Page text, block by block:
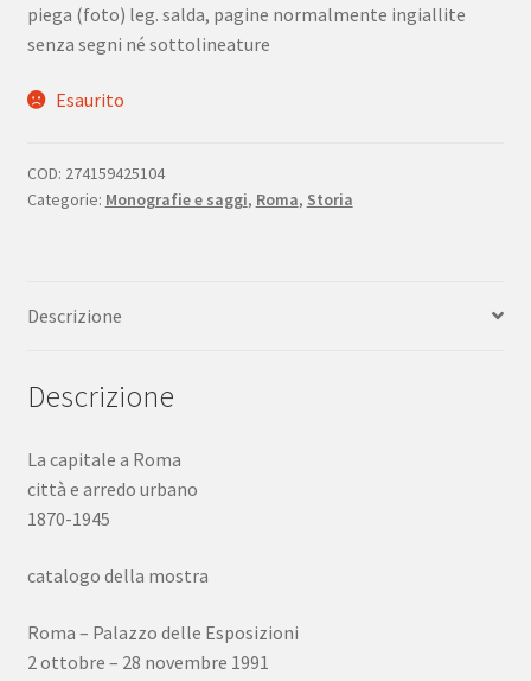
piega (foto) leg. salda, pagine normalmente ingiallite
senza segni né sottolineature
Esaurito
COD: 274159425104
Categorie: Monografie e saggi, Roma, Storia
Descrizione
Descrizione
La capitale a Roma
città e arredo urbano
1870-1945
catalogo della mostra
Roma – Palazzo delle Esposizioni
2 ottobre – 28 novembre 1991